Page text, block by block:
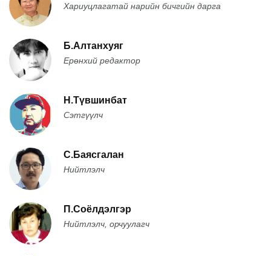
Хариуцлагатай нарийн бичгийн дарга
Б.Алтанхуяг
Ерөнхий редактор
Н.Түвшинбат
Сэтгүүлч
С.Баясгалан
Нийтлэлч
П.Соёлдэлгэр
Нийтлэлч, орчуулагч